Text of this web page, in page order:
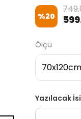
%20
Ölçü
Yazılacak